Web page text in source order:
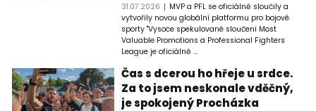
31.07.2026
MVP a PFL se oficiálně sloučily a
vytvořily novou globální platformu pro bojové
sporty "Vysoce spekulované sloučení Most
Valuable Promotions a Professional Fighters
League je oficiálně ...
Čas s dcerou ho hřeje u srdce.
Za to jsem neskonale vděčný,
je spokojený Procházka